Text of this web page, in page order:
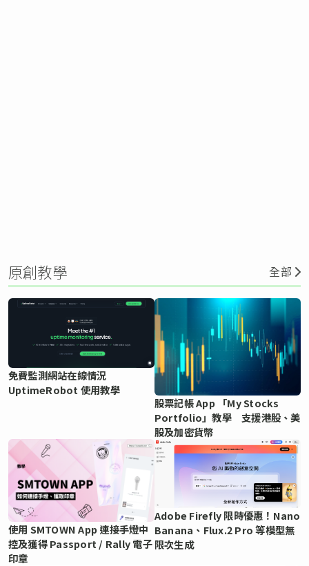
原創教學 全部
免費監測網站在線情況
UptimeRobot 使用教學
股票記帳 App 「My Stocks
Portfolio」教學 支援港股、美
股及加密貨幣
使用 SMTOWN App 連接手燈中
控及獲得 Passport / Rally 電子
印章
Adobe Firefly 限時優惠！Nano
Banana、Flux.2 Pro 等模型無
限次生成